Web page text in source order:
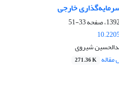
خارجی
33-51
شیروی
271.36 K